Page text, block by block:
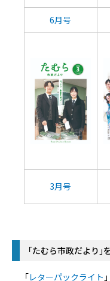
6月号
3月号
｢たむら市政だより｣
「レターパックライト